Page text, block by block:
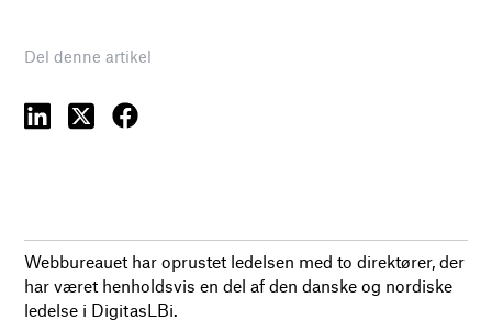
Del denne artikel
Webbureauet har oprustet ledelsen med to direktører, der
har været henholdsvis en del af den danske og nordiske
ledelse i DigitasLBi.